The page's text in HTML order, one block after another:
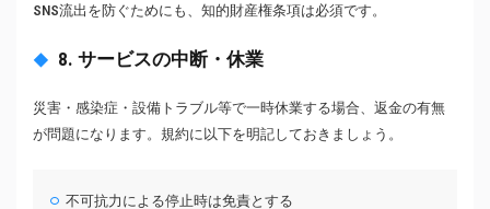
SNS流出を防ぐためにも、知的財産権条項は必須です。
8. サービスの中断・休業
災害・感染症・設備トラブル等で一時休業する場合、返金の有無
が問題になります。規約に以下を明記しておきましょう。
不可抗力による停止時は免責とする